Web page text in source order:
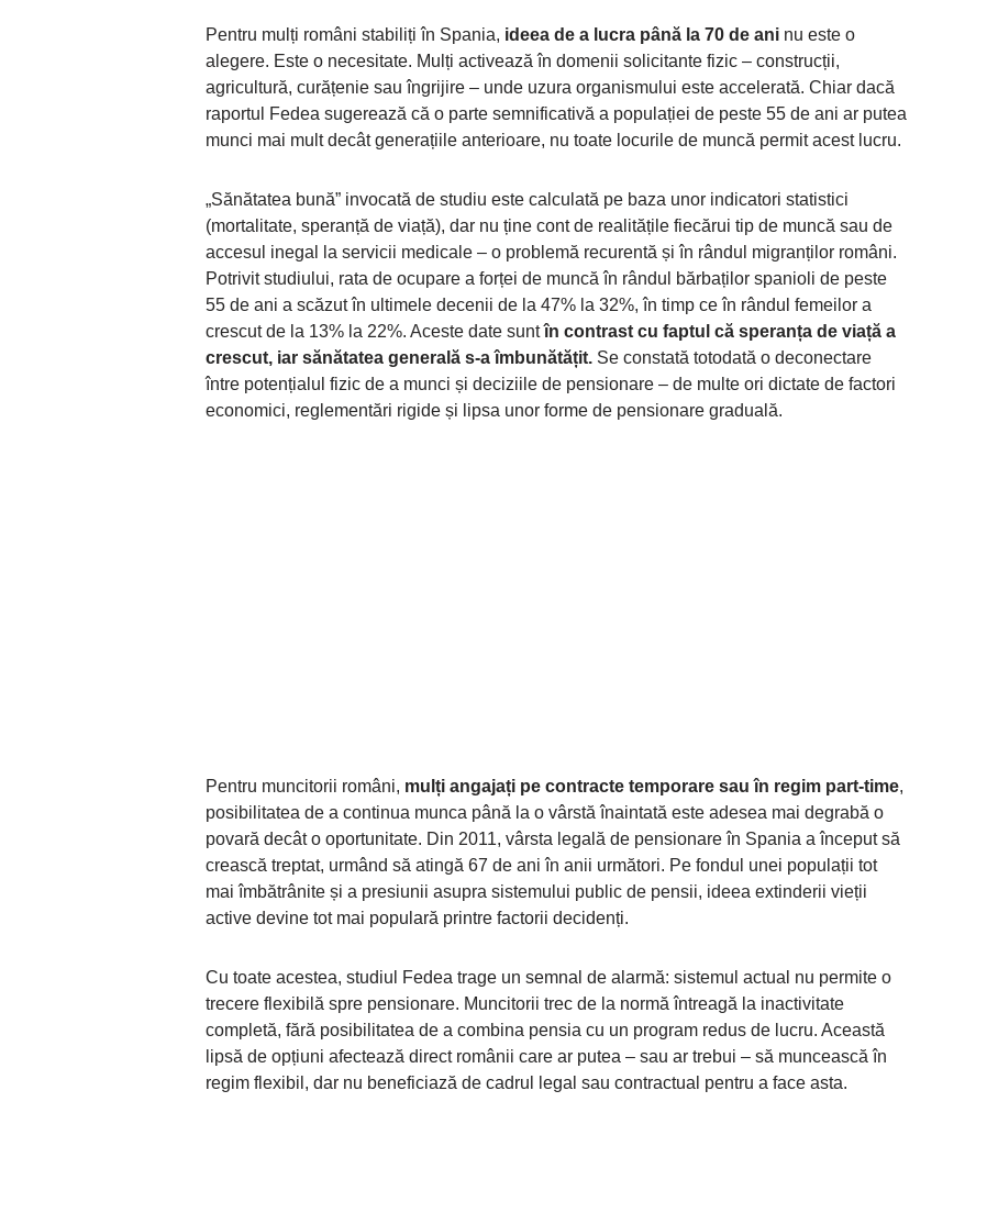
Pentru mulți români stabiliți în Spania, ideea de a lucra până la 70 de ani nu este o
alegere. Este o necesitate. Mulți activează în domenii solicitante fizic – construcții,
agricultură, curățenie sau îngrijire – unde uzura organismului este accelerată. Chiar dacă
raportul Fedea sugerează că o parte semnificativă a populației de peste 55 de ani ar putea
munci mai mult decât generațiile anterioare, nu toate locurile de muncă permit acest lucru.
„Sănătatea bună” invocată de studiu este calculată pe baza unor indicatori statistici
(mortalitate, speranță de viață), dar nu ține cont de realitățile fiecărui tip de muncă sau de
accesul inegal la servicii medicale – o problemă recurentă și în rândul migranților români.
Potrivit studiului, rata de ocupare a forței de muncă în rândul bărbaților spanioli de peste
55 de ani a scăzut în ultimele decenii de la 47% la 32%, în timp ce în rândul femeilor a
crescut de la 13% la 22%. Aceste date suntîn contrast cu faptul că speranța de viață a
crescut, iar sănătatea generală s-a îmbunătățit. Se constată totodată o deconectare
între potențialul fizic de a munci și deciziile de pensionare – de multe ori dictate de factori
economici, reglementări rigide și lipsa unor forme de pensionare graduală.
Pentru muncitorii români, mulți angajați pe contracte temporare sau în regim part-time,
posibilitatea de a continua munca până la o vârstă înaintată este adesea mai degrabă o
povară decât o oportunitate. Din 2011, vârsta legală de pensionare în Spania a început să
crească treptat, urmând să atingă 67 de ani în anii următori. Pe fondul unei populații tot
mai îmbătrânite și a presiunii asupra sistemului public de pensii, ideea extinderii vieții
active devine tot mai populară printre factorii decidenți.
Cu toate acestea, studiul Fedea trage un semnal de alarmă: sistemul actual nu permite o
trecere flexibilă spre pensionare. Muncitorii trec de la normă întreagă la inactivitate
completă, fără posibilitatea de a combina pensia cu un program redus de lucru. Această
lipsă de opțiuni afectează direct românii care ar putea – sau ar trebui – să muncească în
regim flexibil, dar nu beneficiază de cadrul legal sau contractual pentru a face asta.